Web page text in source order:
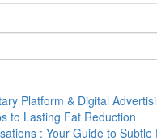
Platform & Digital
to Lasting Fat Reduction
: Your Guide to Subtle